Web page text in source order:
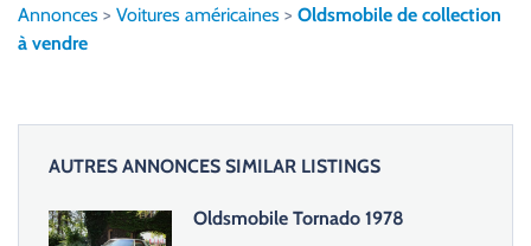
s
e
Annonces > Voitures américaines > Oldsmobile de collection
à vendre
AUTRES ANNONCES SIMILAR LISTINGS
Oldsmobile Tornado 1978